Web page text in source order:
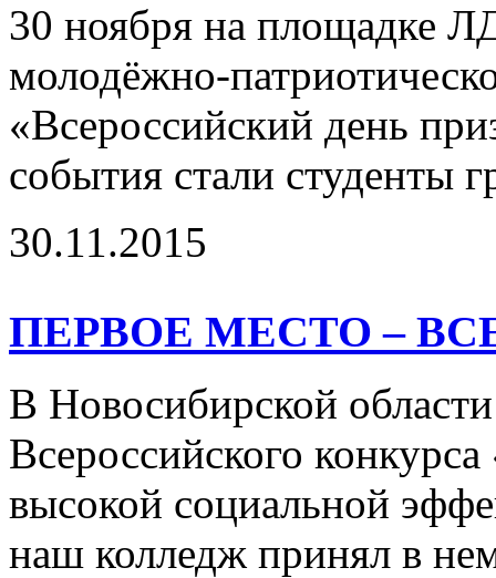
30 ноября на площадке
молодёжно-
«Всероссийский день
события стали
30.11.2015
ПЕРВОЕ МЕСТО –
В Новосибирской
Всероссийского
высокой социальной
наш колледж принял в